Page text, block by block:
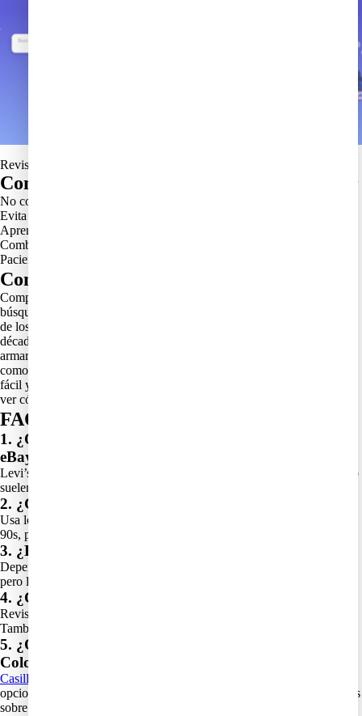
Revisa otros
Consejos finales y errores comunes a evitar
No compres sin revisar el historial del vendedor.
Evita productos con fotos borrosas.
Aprende a usar filtros de décadas y estado de la prenda.
Combina palabras clave para encontrar artículos raros.
Paciencia: lo vintage se encuentra con tiempo y estrategia.
Conclusión
Comprar moda vintage en eBay es toda una experiencia: desde la
búsqueda de marcas icónicas hasta el descubrimiento de piezas únicas
de los 80s y 90s. Usando las palabras clave correctas, filtros por
década y estrategias como subastas o compras inmediatas, puedes
armar un armario con historia y estilo propio. Además, herramientas
como servicios de casillero y compras por encargo hacen que sea más
fácil y económico traer estas piezas a Colombia. ¡No hay nada como
ver cómo tu colección vintage crece y cada pieza cuenta una historia!
FAQs
1. ¿Qué marcas vintage debo buscar primero en
eBay?
Levi’s, Ralph Lauren, LL Bean, Eddie Bauer, Banana Republic y Gap
suelen ser las más buscadas y fáciles de combinar.
2. ¿Cómo puedo filtrar artículos por década?
Usa los filtros de
90s, para encontrar prendas específicas de esa época.
3. ¿Es mejor pujar en subasta o comprar inmediato?
Depende de tu paciencia. Las subastas pueden ser más económicas,
pero las compras inmediatas aseguran que no pierdas la prenda.
4. ¿Cómo sé que un artículo vintage es auténtico?
Revisa las etiquetas, costuras y detalles característicos de la marca.
También revisa comentarios del vendedor y fotos claras.
5. ¿Qué servicios recomiendas para enviar artículos a
Colombia?
Casilleros virtuales
opciones para consolidar envíos y ahorrar costos. Puedes aprender más
sobre cómo comprar en eBay desde Colombia